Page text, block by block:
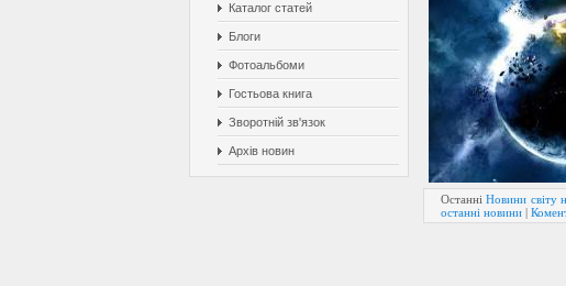
Каталог статей
Блоги
Фотоальбоми
Гостьова книга
Зворотній зв'язок
Архів новин
ОстанніНовини світу
останні новини |